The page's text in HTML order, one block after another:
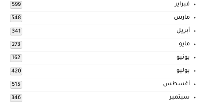
فبراير 599
مارس 548
أبريل 341
مايو 273
يونيو 162
يوليو 420
أغسطس 515
سبتمبر 346